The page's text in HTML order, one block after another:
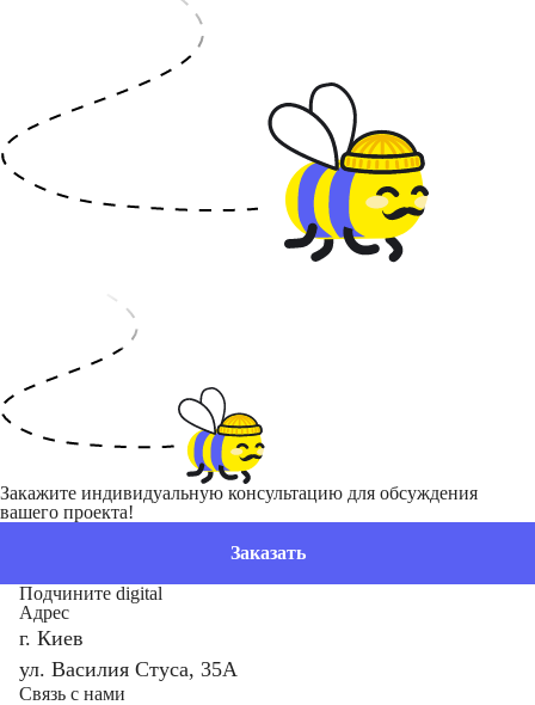
Закажите индивидуальную консультацию для обсуждения
вашего проекта!
Заказать
Подчините digital
Адрес
г. Киев
ул. Василия Стуса, 35А
Связь с нами